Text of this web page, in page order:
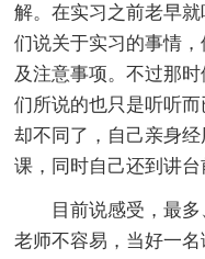
解。在实习之前老早
们说关于实习的事情
及注意事项。不过那
们所说的也只是听听
却不同了，自己亲身
课，同时自己还到讲台
目前说感受，最多
老师不容易，当好一